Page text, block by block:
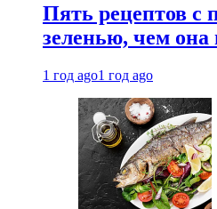
Пять рецептов с
зеленью, чем она
1 год ago1 год ago